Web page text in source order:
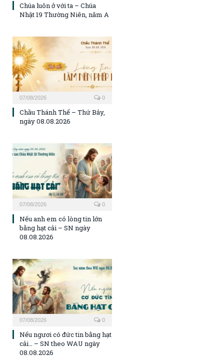
Chúa luôn ở với ta – Chúa
Nhật 19 Thường Niên, năm A
07/08/2026 0
Chầu Thánh Thể – Thứ Bảy,
ngày 08.08.2026
07/08/2026 0
Nếu anh em có lòng tin lớn
bằng hạt cải – SN ngày
08.08.2026
07/08/2026 0
Nếu ngươi có đức tin bằng hạt
cải… – SN theo WAU ngày
08.08.2026